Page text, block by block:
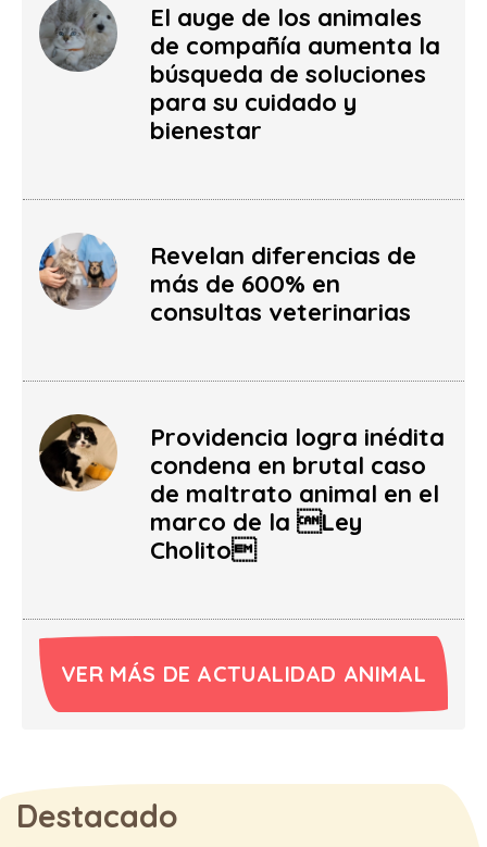
El auge de los animales
de compañía aumenta la
búsqueda de soluciones
para su cuidado y
bienestar
Revelan diferencias de
más de 600% en
consultas veterinarias
Providencia logra inédita
condena en brutal caso
de maltrato animal en el
marco de la Ley
Cholito
VER MÁS DE ACTUALIDAD ANIMAL
Destacado